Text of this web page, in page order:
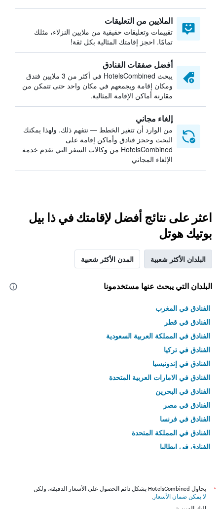
الملايين من التعليقات
تقييمات وتعليقات حقيقية من ملايين النزلاء، مثلك
تمامًا. احجز إقامتك المثالية بكل ثقة!
أفضل صفقات الفنادق
يبحث HotelsCombined في أكثر من 3 ملايين فندق
ومكان إقامة ويجمعهم في مكان واحد حتى تتمكن من
مقارنة أماكن الإقامة المثالية.
إلغاء مجاني
من الوارد أن تتغير الخطط — نتفهم ذلك. ولهذا يمكنك
البحث وحجز فنادق وأماكن إقامة على
HotelsCombined من وكالات السفر التي تقدم خدمة
الإلغاء المجاني
اعثر على نتائج أفضل لإقامتك في ذا بيل
بوتيك هوتل
البلدان الأكثر شعبية المدن الأكثر شعبية
البلدان التي يبحث عنها مستخدمونا
الفنادق في المغرب
الفنادق في قطر
الفنادق في المملكة العربية السعودية
الفنادق في تركيا
الفنادق في إندونيسيا
الفنادق في الامارات العربية المتحدة
الفنادق في البحرين
الفنادق في مصر
الفنادق في فرنسا
الفنادق في المملكة المتحدة
الفنادق في إيطاليا
*
يحاول HotelsCombined بشكل دائم الحصول على الأسعار الدقيقة، ولكن
لا يمكن ضمان الأسعار .